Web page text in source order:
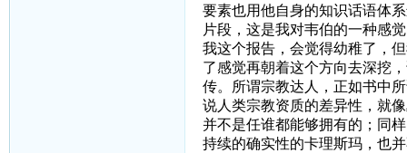
要素也用他自身的知识话语体
片段，这是我对韦伯的一种感
我这个报告，会觉得幼稚了，
了感觉再朝着这个方向去深挖
传。所谓宗教达人，正如书中
说人类宗教资质的差异性，就
并不是任谁都能够拥有的；同
持续的确实性的卡理斯玛，也